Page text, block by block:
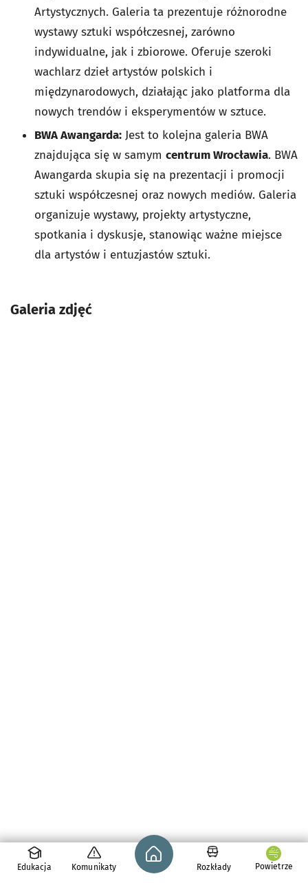
Artystycznych. Galeria ta prezentuje różnorodne
wystawy sztuki współczesnej, zarówno
indywidualne, jak i zbiorowe. Oferuje szeroki
wachlarz dzieł artystów polskich i
międzynarodowych, działając jako platforma dla
nowych trendów i eksperymentów w sztuce.
BWA Awangarda: Jest to kolejna galeria BWA
znajdująca się w samym centrum Wrocławia. BWA
Awangarda skupia się na prezentacji i promocji
sztuki współczesnej oraz nowych mediów. Galeria
organizuje wystawy, projekty artystyczne,
spotkania i dyskusje, stanowiąc ważne miejsce
dla artystów i entuzjastów sztuki.
Galeria zdjęć
Edukacja Komunikaty
Strona główna - wroclaw.pl
Rozkłady Powietrze